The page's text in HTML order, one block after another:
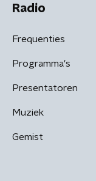
Radio
Frequenties
Programma's
Presentatoren
Muziek
Gemist